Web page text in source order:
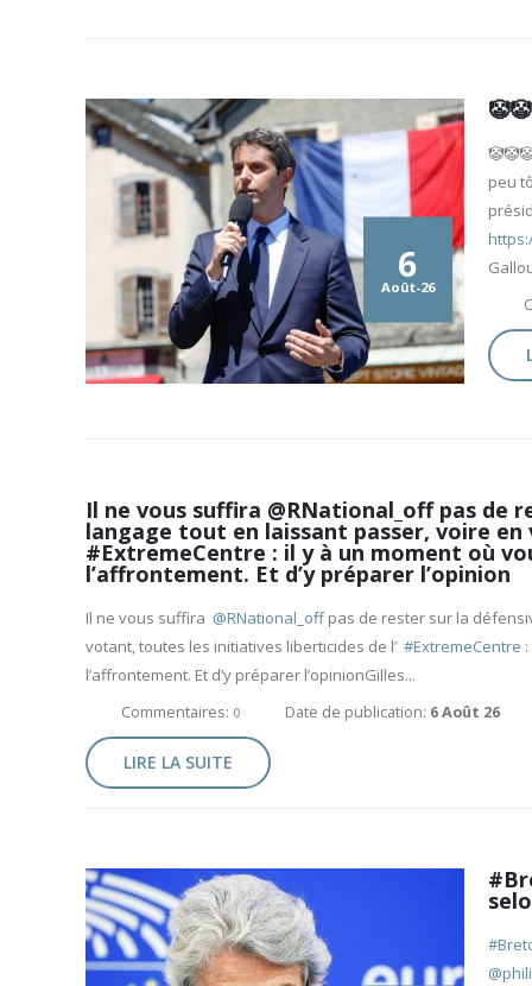
6
Août-26
peu
Il ne vous suffira @RNational_off pas de
langage tout en laissant passer, voire
#ExtremeCentre : il y à un moment où
l’affrontement. Et d’y préparer l’opinion
Il ne vous suffira @RNational_offpas de rester sur la
votant, toutes les initiatives liberticides de l’ #ExtremeCentre
l’affrontement. Et d’y préparer l’opinionGilles...
Commentaires: 0 Date de publication: 6 Août 26
LIRE LA SUITE